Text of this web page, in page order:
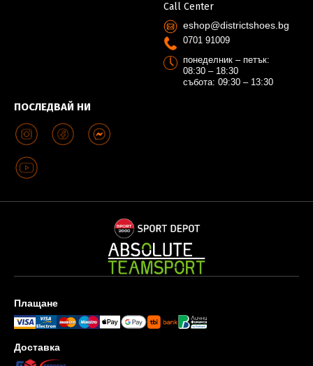
ПОСЛЕДВАЙ НИ
Call Center
eshop@districtshoes.bg
0701 91009
понеделник – петък:
08:30 – 18:30
събота: 09:30 – 13:30
Плащане
Доставка